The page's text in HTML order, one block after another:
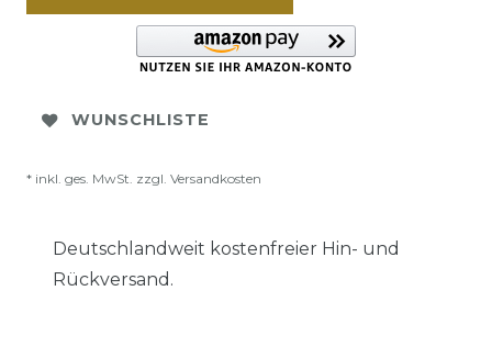
WUNSCHLISTE
* inkl. ges. MwSt. zzgl. Versandkosten
Deutschlandweit kostenfreier Hin- und
Rückversand.